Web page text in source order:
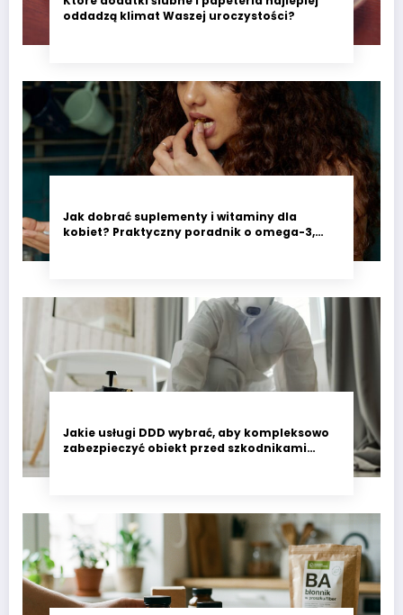
oddadzą klimat Waszej uroczystości?
Jak dobrać suplementy i witaminy dla
kobiet? Praktyczny poradnik o omega-3,
Jakie usługi DDD wybrać, aby kompleksowo
zabezpieczyć obiekt przed szkodnikami